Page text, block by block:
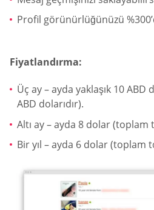
Profil görünürlüğünüzü
Fiyatlandırma:
Üç ay – ayda yaklaşık 10
ABD dolarıdır).
Altı ay – ayda 8 dolar
Bir yıl – ayda 6 dolar (toplam